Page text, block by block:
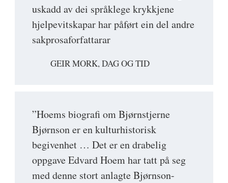
uskadd av dei språklege krykkjene
hjelpevitskapar har påført ein del andre
sakprosaforfattarar
GEIR MORK, DAG OG TID
”Hoems biografi om Bjørnstjerne
Bjørnson er en kulturhistorisk
begivenhet … Det er en drabelig
oppgave Edvard Hoem har tatt på seg
med denne stort anlagte Bjørnson-